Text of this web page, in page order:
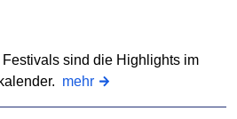
sind die Highlights im
mehr